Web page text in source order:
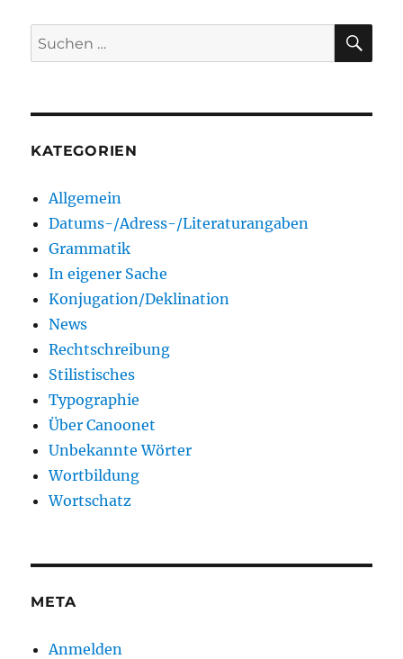
Suchen
nach:
KATEGORIEN
Allgemein
Datums-/Adress-/Literaturangaben
Grammatik
In eigener Sache
Konjugation/Deklination
News
Rechtschreibung
Stilistisches
Typographie
Über Canoonet
Unbekannte Wörter
Wortbildung
Wortschatz
META
Anmelden